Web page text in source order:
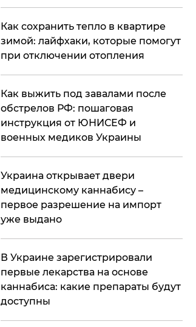
​Как сохранить тепло в квартире
зимой: лайфхаки, которые помогут
при отключении отопления
Как выжить под завалами после
обстрелов РФ: пошаговая
инструкция от ЮНИСЕФ и
военных медиков Украины
Украина открывает двери
медицинскому каннабису –
первое разрешение на импорт
уже выдано
В Украине зарегистрировали
первые лекарства на основе
каннабиса: какие препараты будут
доступны